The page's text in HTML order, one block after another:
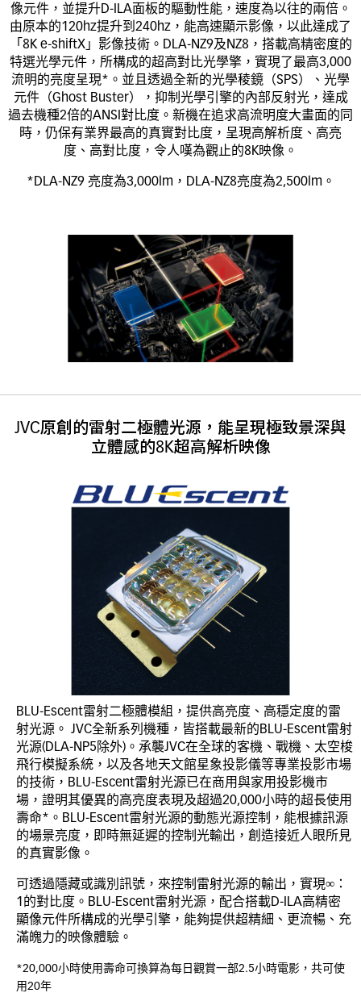
像元件，並提升D-ILA面板的驅動性能，速度為以往的兩倍。
由原本的120hz提升到240hz，能高速顯示影像，以此達成了
「8K e-shiftX」影像技術。DLA-NZ9及NZ8，搭載高精密度的
特選光學元件，所構成的超高對比光學擎，實現了最高3,000
流明的亮度呈現*。並且透過全新的光學稜鏡（SPS）、光學
元件（Ghost Buster），抑制光學引擎的內部反射光，達成
過去機種2倍的ANSI對比度。新機在追求高流明度大畫面的同
時，仍保有業界最高的真實對比度，呈現高解析度、高亮
度、高對比度，令人嘆為觀止的8K映像。
*DLA-NZ9 亮度為3,000lm，DLA-NZ8亮度為2,500lm。
JVC原創的雷射二極體光源，能呈現極致景深與
立體感的8K超高解析映像
BLU-Escent雷射二極體模組，提供高亮度、高穩定度的雷
射光源。 JVC全新系列機種，皆搭載最新的BLU-Escent雷射
光源(DLA-NP5除外)。承襲JVC在全球的客機、戰機、太空梭
飛行模擬系統，以及各地天文館星象投影儀等專業投影市場
的技術，BLU-Escent雷射光源已在商用與家用投影機市
場，證明其優異的高亮度表現及超過20,000小時的超長使用
壽命*。BLU-Escent雷射光源的動態光源控制，能根據訊源
的場景亮度，即時無延遲的控制光輸出，創造接近人眼所見
的真實影像。
可透過隱藏或識別訊號，來控制雷射光源的輸出，實現∞：
1的對比度。BLU-Escent雷射光源，配合搭載D-ILA高精密
顯像元件所構成的光學引擎，能夠提供超精細、更流暢、充
滿魄力的映像體驗。
*20,000小時使用壽命可換算為每日觀賞一部2.5小時電影，共可使
用20年